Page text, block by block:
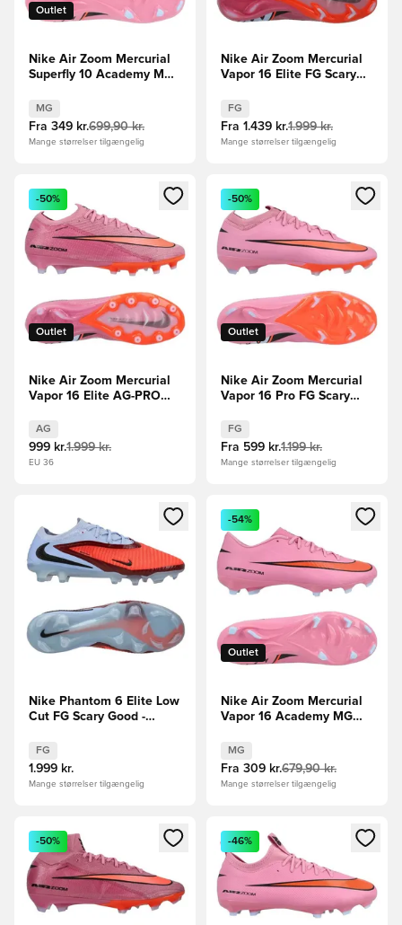
Outlet
Nike Air Zoom Mercurial
Superfly 10 Academy MG
Pink/Sort/Orange
MG
Fra 349 kr.699,90 kr.
Mange størrelser tilgængelig
Nike Air Zoom Mercurial
Vapor 16 Elite FG Scary
FG
Fra 1.439 kr.1.999 kr.
Mange størrelser tilgængelig
Åbner en Modal til at logge ind eller tilmelde dig som
Outlet
-50%
Nike Air Zoom Mercurial
Vapor 16 Elite AG-PRO
Pink/Sort/Orange
AG
999 kr.1.999 kr.
EU 36
Åbner en Modal til at logge
Outlet
-50%
Nike Air Zoom Mercurial
Vapor 16 Pro FG Scary
FG
Fra 599 kr.1.199 kr.
Mange størrelser tilgængelig
Åbner en Modal til at logge ind eller tilmelde dig som
Nike Phantom 6 Elite Low
Cut FG Scary Good -
FG
1.999 kr.
Mange størrelser tilgængelig
Åbner en Modal til at logge
Outlet
-54%
Nike Air Zoom Mercurial
Vapor 16 Academy MG
Pink/Sort/Orange
MG
Fra 309 kr.679,90 kr.
Mange størrelser tilgængelig
Åbner en Modal til at logge ind eller tilmelde dig som
-50%
Åbner en Modal til at logge
-46%